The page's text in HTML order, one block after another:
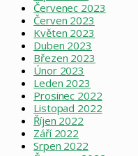
Červenec 2023
Červen 2023
Květen 2023
Duben 2023
Březen 2023
Únor 2023
Leden 2023
Prosinec 2022
Listopad 2022
Říjen 2022
Září 2022
Srpen 2022